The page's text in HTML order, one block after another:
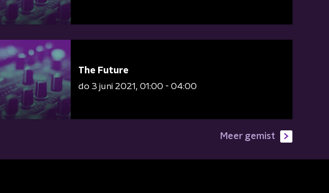
The Future
do 3 juni 2021
01:00 - 04:00
Meer gemist